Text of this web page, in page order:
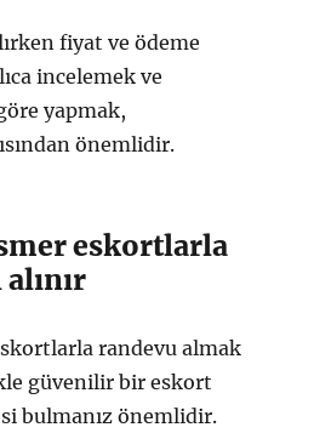
fiyat ve ödeme
incelemek ve
yapmak,
önemlidir.
eskortlarla
randevu almak
güvenilir bir eskort
bulmanız önemlidir.